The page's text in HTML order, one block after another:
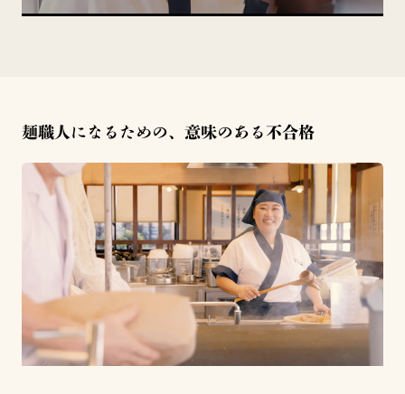
麺職人になるための、意味のある不合格